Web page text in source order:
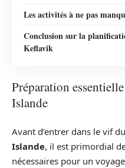
Les activités à ne pas
Conclusion sur la
Keflavik
Préparation
Islande
Avant d’entrer dans le vif
Islande, il est primordial
nécessaires pour un